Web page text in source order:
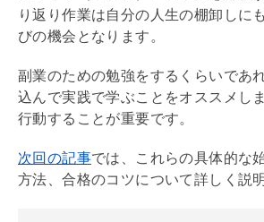
り返り作業は自分の人生の棚卸しに
びの機会となります。
副業のための勉強をするくらいであ
込んで実践で学ぶことをオススメし
行動することが重要です。
次回の記事では、これらの具体的な
方法、合格のコツについて詳しく説